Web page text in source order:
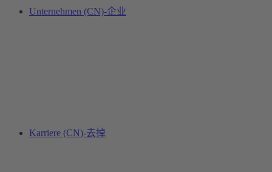
Unternehmen (CN)-企业
Karriere (CN)-去掉